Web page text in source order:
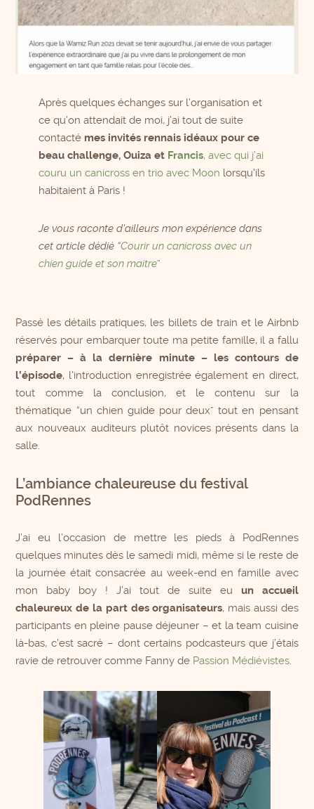
Après quelques échanges sur l’organisation et
ce qu’on attendait de moi, j’ai tout de suite
contacté mes invités rennais idéaux pour ce
beau challenge, Ouiza et Francis, avec qui j’ai
couru un canicross en trio avec Moon lorsqu’ils
habitaient à Paris !
Je vous raconte d’ailleurs mon expérience dans
cet article dédié “Courir un canicross avec un
chien guide et son maitre”
Passé les détails pratiques, les billets de train et le Airbnb
réservés pour embarquer toute ma petite famille, il a fallu
préparer – à la dernière minute – les contours de
l’épisode, l’introduction enregistrée également en direct,
tout comme la conclusion, et le contenu sur la
thématique “un chien guide pour deux” tout en pensant
aux nouveaux auditeurs plutôt novices présents dans la
salle.
L’ambiance chaleureuse du festival
PodRennes
J’ai eu l’occasion de mettre les pieds à PodRennes
quelques minutes dès le samedi midi, même si le reste de
la journée était consacrée au week-end en famille avec
mon baby boy ! J’ai tout de suite eu un accueil
chaleureux de la part des organisateurs, mais aussi des
participants en pleine pause déjeuner – et la team cuisine
là-bas, c’est sacré – dont certains podcasteurs que j’étais
ravie de retrouver comme Fanny de Passion Médiévistes.